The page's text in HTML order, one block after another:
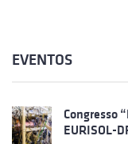
EVENTOS
Congresso
EURISOL-